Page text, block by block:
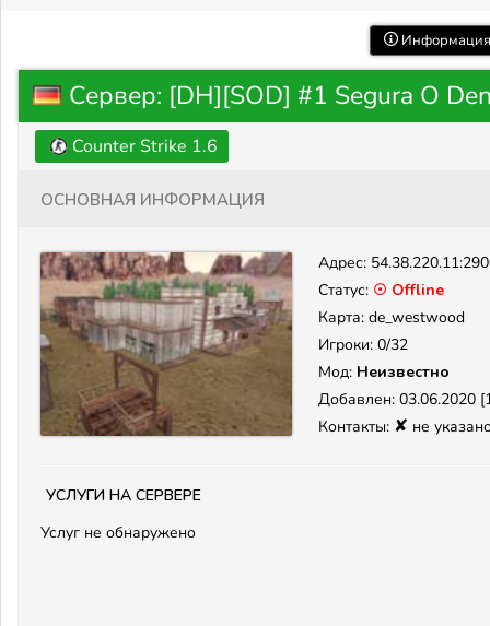
Сервер: [DH][SOD] #1 Segura O
Counter Strike 1.6
Основная информация
Адрес:
Статус: ☉ Offline
Карта: de_westwood
Игроки: 0/32
Мод: Неизвестно
Добавлен: 03.06.2020
Контакты: ✘ не
Услуги на сервере
Услуг не обнаружено